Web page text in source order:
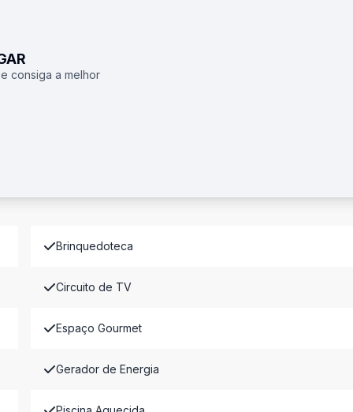
consiga a melhor
Brinquedoteca
Circuito de TV
Espaço Gourmet
Gerador de Energia